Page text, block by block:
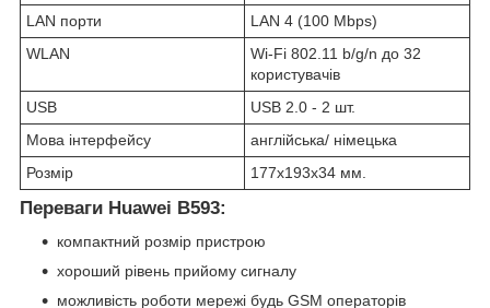
LAN порти
LAN 4 (100 Mbps)
WLAN
Wi-Fi 802.11 b/g/n до 32
користувачів
USB
USB 2.0 - 2 шт.
Мова інтерфейсу
англійська/ німецька
Розмір
177х193х34 мм.
Переваги Huawei B593:
компактний розмір пристрою
хороший рівень прийому сигналу
можливість роботи мережі будь GSM операторів